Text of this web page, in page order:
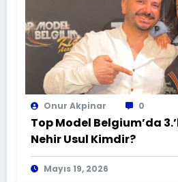
Onur Akpinar 0
Top Model Belgium’da
Nehir Usul Kimdir?
Mayıs 19, 2026